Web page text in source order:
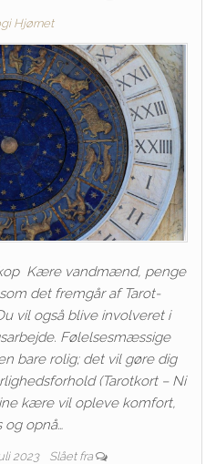
Hjørnet
Kære vandmænd, penge
det fremgår af Tarot-
vil også blive involveret i
Følelsesmæssige
bare rolig; det vil gøre dig
(Tarotkort – Ni
kære vil opleve komfort,
og opnå…
2023 Slået fra